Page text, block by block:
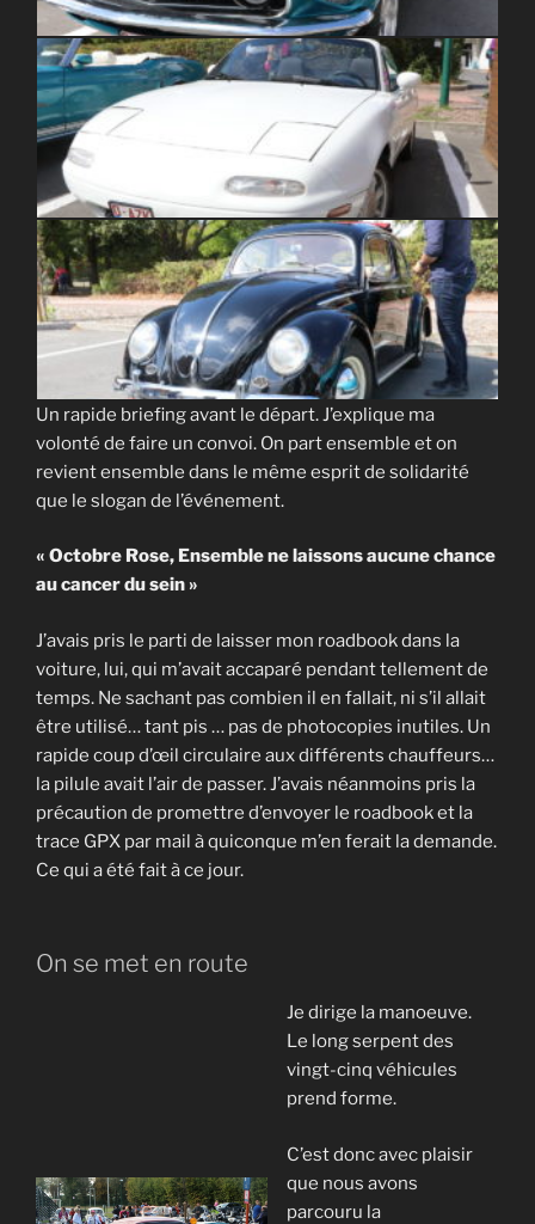
Un rapide briefing avant le départ. J’explique ma
volonté de faire un convoi. On part ensemble et on
revient ensemble dans le même esprit de solidarité
que le slogan de l’événement.
« Octobre Rose, Ensemble ne laissons aucune chance
au cancer du sein »
J’avais pris le parti de laisser mon roadbook dans la
voiture, lui, qui m’avait accaparé pendant tellement de
temps. Ne sachant pas combien il en fallait, ni s’il allait
être utilisé… tant pis … pas de photocopies inutiles. Un
rapide coup d’œil circulaire aux différents chauffeurs…
la pilule avait l’air de passer. J’avais néanmoins pris la
précaution de promettre d’envoyer le roadbook et la
trace GPX par mail à quiconque m’en ferait la demande.
Ce qui a été fait à ce jour.
On se met en route
Je dirige la manoeuve.
Le long serpent des
vingt-cinq véhicules
prend forme.
C’est donc avec plaisir
que nous avons
parcouru la